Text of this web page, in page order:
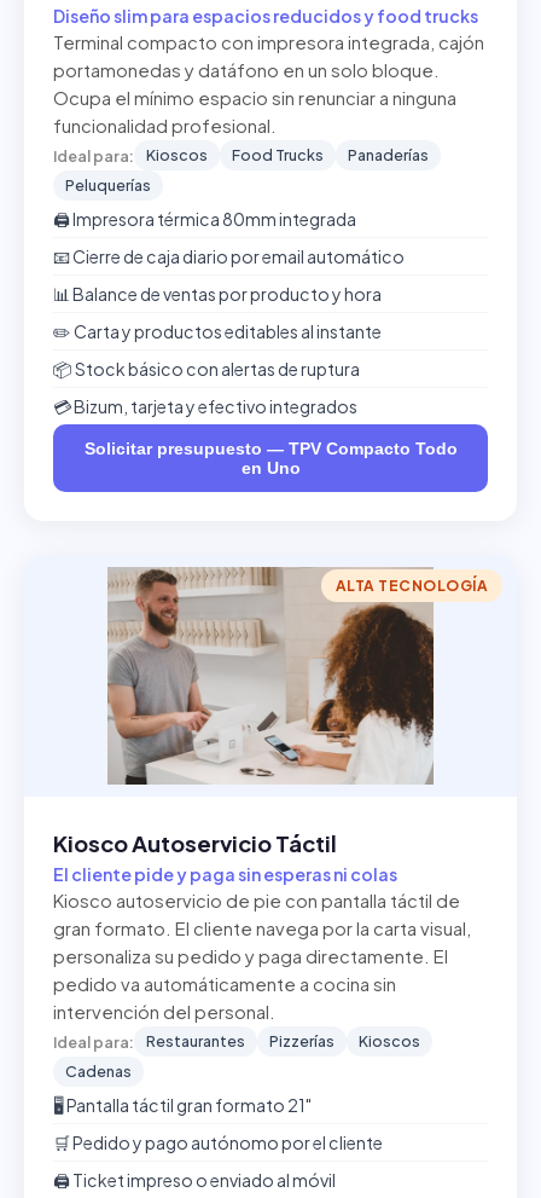
Diseño slim para espacios reducidos y food trucks
Terminal compacto con impresora integrada, cajón
portamonedas y datáfono en un solo bloque.
Ocupa el mínimo espacio sin renunciar a ninguna
funcionalidad profesional.
Ideal para: Kioscos Food Trucks
Panaderías
Peluquerías
🖨️ Impresora térmica 80mm integrada
📧 Cierre de caja diario por email automático
📊 Balance de ventas por producto y hora
✏️ Carta y productos editables al instante
📦 Stock básico con alertas de ruptura
💳 Bizum, tarjeta y efectivo integrados
Solicitar presupuesto — TPV Compacto Todo
en Uno
ALTA TECNOLOGÍA
Kiosco Autoservicio Táctil
El cliente pide y paga sin esperas ni colas
Kiosco autoservicio de pie con pantalla táctil de
gran formato. El cliente navega por la carta visual,
personaliza su pedido y paga directamente. El
pedido va automáticamente a cocina sin
intervención del personal.
Ideal para: Restaurantes Pizzerías
Kioscos
Cadenas
🖥️ Pantalla táctil gran formato 21"
🛒 Pedido y pago autónomo por el cliente
🖨️ Ticket impreso o enviado al móvil